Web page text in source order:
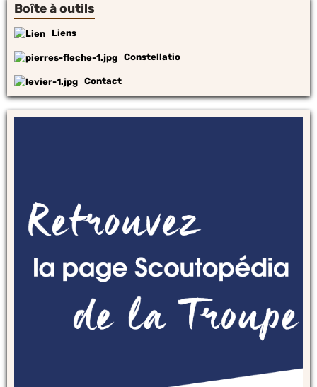
Boîte à outils
Liens
Constellatio
Contact